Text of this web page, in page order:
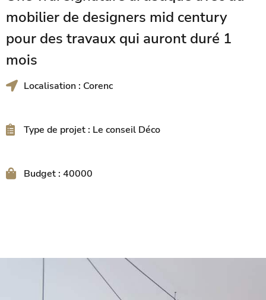
mobilier de designers mid century
pour des travaux qui auront duré 1
mois
Localisation : Corenc
Type de projet : Le conseil Déco
Budget : 40000